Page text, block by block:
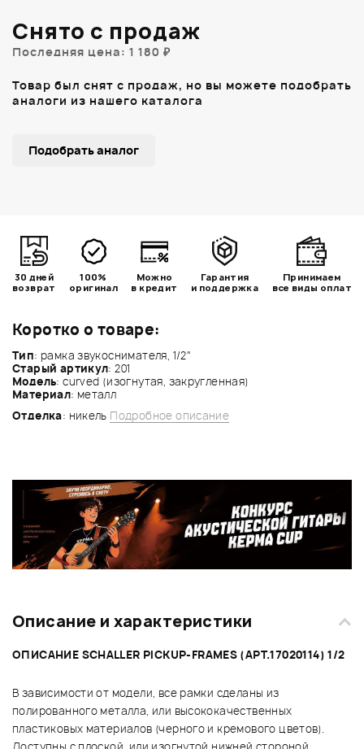
Коротко о товаре:
Тип: рамка звукоснимателя, 1/2"
Старый артикул: 201
Модель: curved (изогнутая, закругленная)
Материал: металл
Отделка: никель Подробное описание
Снято с продаж
Последняя цена: 1 180 ₽
Товар был снят с продаж, но вы можете подобрать
аналоги из нашего каталога
Подобрать аналог
30 дней
возврат
100%
оригинал
Можно
в кредит
Гарантия
и поддержка
Принимаем
все виды оплат
Описание и характеристики
ОПИСАНИЕ SCHALLER PICKUP-FRAMES (АРТ.17020114) 1/2
В зависимости от модели, все рамки сделаны из
полированного металла, или высококачественных
пластиковых материалов (черного и кремового цветов).